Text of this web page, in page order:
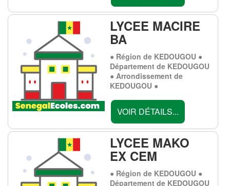
LYCEE MACIRE
BA
● Région de KEDOUGOU ●
Département de KEDOUGOU
● Arrondissement de
KEDOUGOU ●
VOIR DÉTAILS...
LYCEE MAKO
EX CEM
● Région de KEDOUGOU ●
Département de KEDOUGOU